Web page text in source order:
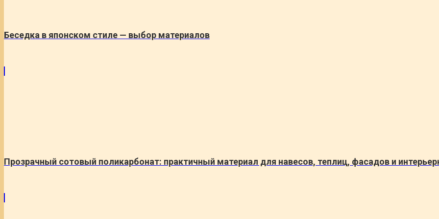
Беседка в японском стиле — выбор материалов
Прозрачный сотовый поликарбонат: практичный материал для навесов, теплиц, фасадов и